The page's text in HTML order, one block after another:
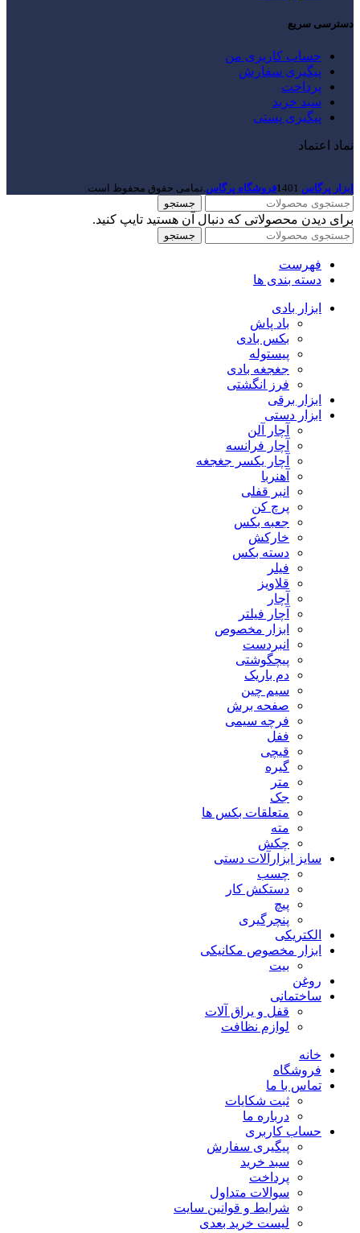
دسترسی سریع
حساب کاربری من
پیگیری سفارش
پرداخت
سبد خرید
پیگیری پستی
نماد اعتماد
ابزار پرگاس 1401فروشگاه پرگاس.تمامی حقوق محفوظ است.
جستجو
برای دیدن محصولاتی که دنبال آن هستید تایپ کنید.
جستجو
فهرست
دسته بندی ها
ابزار بادی
باد پاش
بکس بادی
پیستوله
جغجغه بادی
فرز انگشتی
ابزار برقی
ابزار دستی
آچار آلن
آچار فرانسه
آچار یکسر جغجغه
آهنربا
انبر قفلی
پرچ کن
جعبه بکس
خارکش
دسته بکس
فیلر
قلاویز
آچار
آچار فیلتر
ابزار مخصوص
انبردست
پیچگوشتی
دم باریک
سیم چین
صفحه برش
فرچه سیمی
ففل
قیچی
گیره
متر
جک
متعلقات بکس ها
مته
چکش
سایز ابزارآلات دستی
چسب
دستکش کار
پیچ
پنچرگیری
الکتریکی
ابزار مخصوص مکانیکی
بیت
روغن
ساختمانی
قفل و یراق آلات
لوازم نظافت
خانه
فروشگاه
تماس با ما
ثبت شکایات
درباره ما
حساب کاربری
پیگیری سفارش
سبد خرید
پرداخت
سوالات متداول
شرایط و قوانین سایت
لیست خرید بعدی